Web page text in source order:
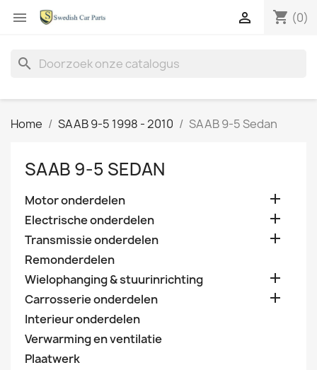
 shopping_cart (0)

search
Home SAAB 9-5 1998 - 2010 SAAB 9-5 Sedan
SAAB 9-5 SEDAN
Motor onderdelen 
Electrische onderdelen 
Transmissie onderdelen 
Remonderdelen
Wielophanging & stuurinrichting

Carrosserie onderdelen 
Interieur onderdelen
Verwarming en ventilatie
Plaatwerk